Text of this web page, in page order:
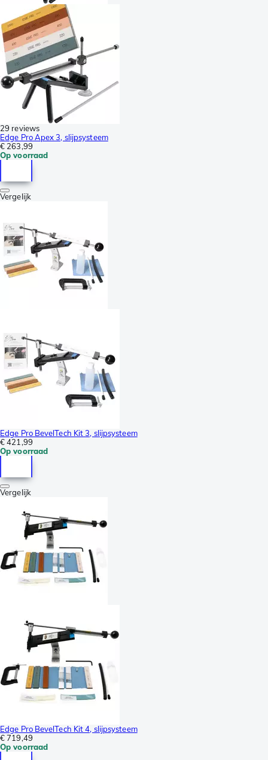
29 reviews
Edge Pro Apex 3, slijpsysteem
€ 263,99
Op voorraad
Vergelijk
Edge Pro BevelTech Kit 3, slijpsysteem
€ 421,99
Op voorraad
Vergelijk
Edge Pro BevelTech Kit 4, slijpsysteem
€ 719,49
Op voorraad